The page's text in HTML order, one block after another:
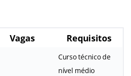
Vagas Requisitos
Curso técnico de
nível médio